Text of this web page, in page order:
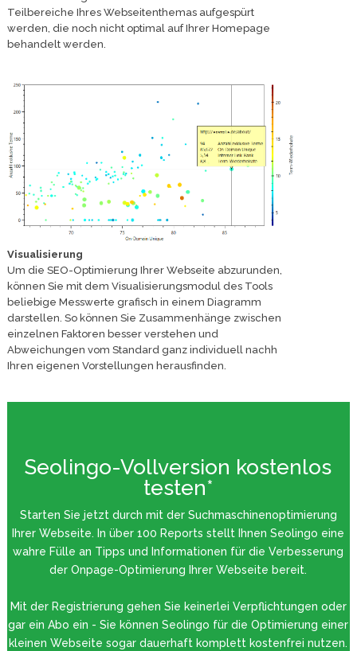
Teilbereiche Ihres Webseitenthemas aufgespürt
werden, die noch nicht optimal auf Ihrer Homepage
behandelt werden.
Visualisierung
Um die SEO-Optimierung Ihrer Webseite abzurunden,
können Sie mit dem Visualisierungsmodul des Tools
beliebige Messwerte grafisch in einem Diagramm
darstellen. So können Sie Zusammenhänge zwischen
einzelnen Faktoren besser verstehen und
Abweichungen vom Standard ganz individuell nachh
Ihren eigenen Vorstellungen herausfinden.
Seolingo-Vollversion kostenlos
testen*
Starten Sie jetzt durch mit der Suchmaschinenoptimierung
Ihrer Webseite. In über 100 Reports stellt Ihnen Seolingo eine
wahre Fülle an Tipps und Informationen für die Verbesserung
der Onpage-Optimierung Ihrer Webseite bereit.
Mit der Registrierung gehen Sie keinerlei Verpflichtungen oder
gar ein Abo ein - Sie können Seolingo für die Optimierung einer
kleinen Webseite sogar dauerhaft komplett kostenfrei nutzen.